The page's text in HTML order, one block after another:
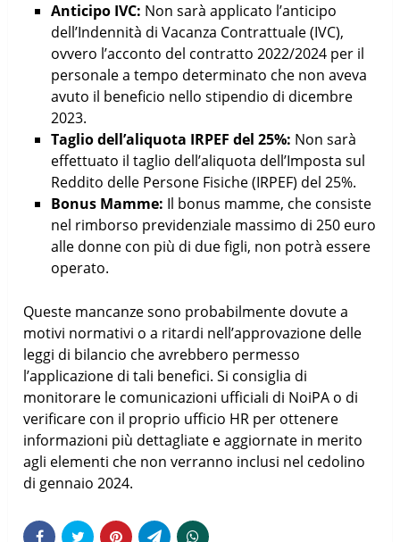
Anticipo IVC: Non sarà applicato l’anticipo
dell’Indennità di Vacanza Contrattuale (IVC),
ovvero l’acconto del contratto 2022/2024 per il
personale a tempo determinato che non aveva
avuto il beneficio nello stipendio di dicembre
2023.
Taglio dell’aliquota IRPEF del 25%: Non sarà
effettuato il taglio dell’aliquota dell’Imposta sul
Reddito delle Persone Fisiche (IRPEF) del 25%.
Bonus Mamme: Il bonus mamme, che consiste
nel rimborso previdenziale massimo di 250 euro
alle donne con più di due figli, non potrà essere
operato.
Queste mancanze sono probabilmente dovute a
motivi normativi o a ritardi nell’approvazione delle
leggi di bilancio che avrebbero permesso
l’applicazione di tali benefici. Si consiglia di
monitorare le comunicazioni ufficiali di NoiPA o di
verificare con il proprio ufficio HR per ottenere
informazioni più dettagliate e aggiornate in merito
agli elementi che non verranno inclusi nel cedolino
di gennaio 2024.